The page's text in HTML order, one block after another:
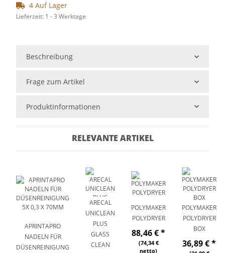
4 Auf Lager
Lieferzeit: 1 - 3 Werktage
Beschreibung
Frage zum Artikel
Produktinformationen
RELEVANTE ARTIKEL
APRINTAPRO
NADELN FÜR
DÜSENREINIGUNG
ARECAL
UNICLEAN
PLUS
GLASS
CLEAN
POLYMAKER
POLYDRYER
88,46 €*
(74,34 €
netto)
POLYMAKER
POLYDRYER
BOX
36,89 €*